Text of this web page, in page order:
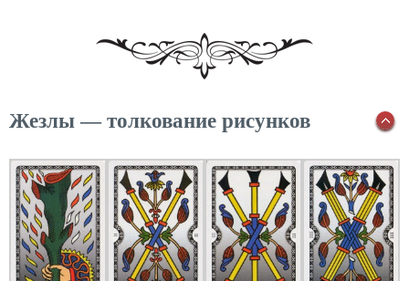
Жезлы — толкование рисунков